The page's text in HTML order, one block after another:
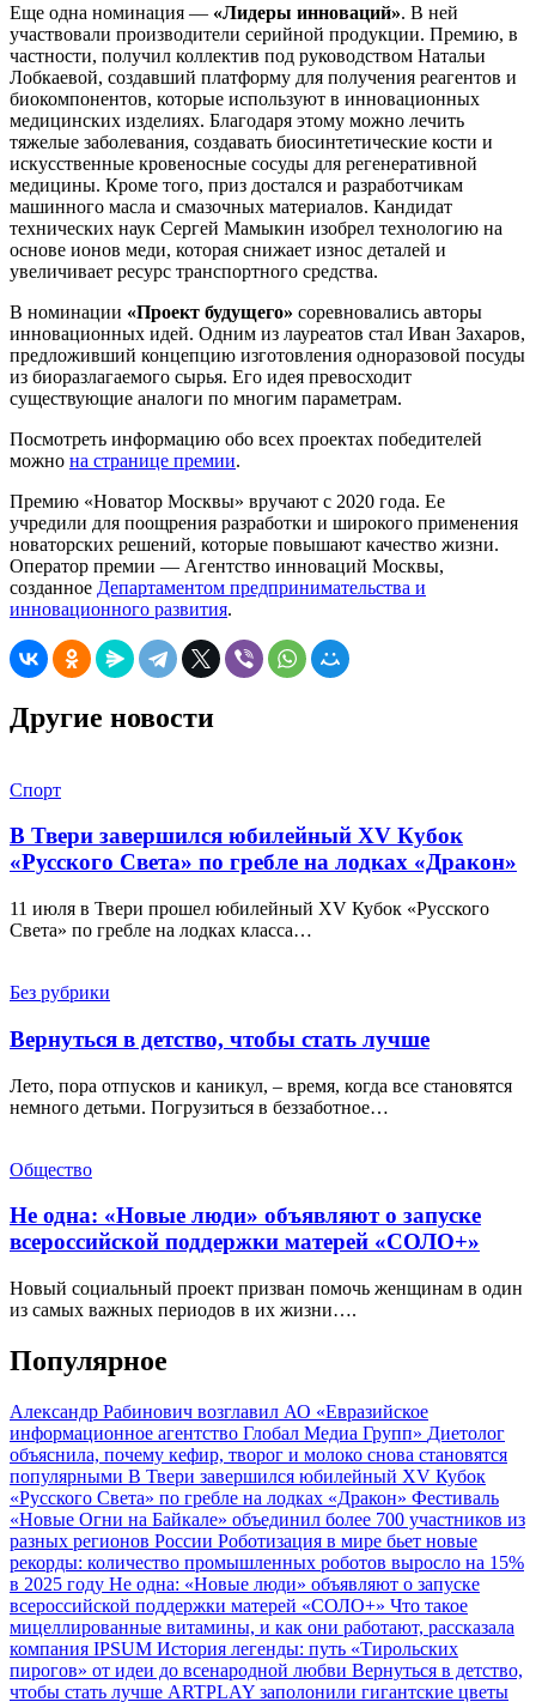
Еще одна номинация — «Лидеры инноваций». В ней
участвовали производители серийной продукции. Премию, в
частности, получил коллектив под руководством Натальи
Лобкаевой, создавший платформу для получения реагентов и
биокомпонентов, которые используют в инновационных
медицинских изделиях. Благодаря этому можно лечить
тяжелые заболевания, создавать биосинтетические кости и
искусственные кровеносные сосуды для регенеративной
медицины. Кроме того, приз достался и разработчикам
машинного масла и смазочных материалов. Кандидат
технических наук Сергей Мамыкин изобрел технологию на
основе ионов меди, которая снижает износ деталей и
увеличивает ресурс транспортного средства.
В номинации «Проект будущего» соревновались авторы
инновационных идей. Одним из лауреатов стал Иван Захаров,
предложивший концепцию изготовления одноразовой посуды
из биоразлагаемого сырья. Его идея превосходит
существующие аналоги по многим параметрам.
Посмотреть информацию обо всех проектах победителей
можно на странице премии.
Премию «Новатор Москвы» вручают с 2020 года. Ее
учредили для поощрения разработки и широкого применения
новаторских решений, которые повышают качество жизни.
Оператор премии — Агентство инноваций Москвы,
созданное Департаментом предпринимательства и
инновационного развития.
Другие новости
Спорт
В Твери завершился юбилейный XV Кубок
«Русского Света» по гребле на лодках «Дракон»
11 июля в Твери прошел юбилейный XV Кубок «Русского
Света» по гребле на лодках класса…
Без рубрики
Вернуться в детство, чтобы стать лучше
Лето, пора отпусков и каникул, – время, когда все становятся
немного детьми. Погрузиться в беззаботное…
Общество
Не одна: «Новые люди» объявляют о запуске
всероссийской поддержки матерей «СОЛО+»
Новый социальный проект призван помочь женщинам в один
из самых важных периодов в их жизни….
Популярное
Александр Рабинович возглавил АО «Евразийское
информационное агентство Глобал Медиа Групп» Диетолог
объяснила, почему кефир, творог и молоко снова становятся
популярными В Твери завершился юбилейный XV Кубок
«Русского Света» по гребле на лодках «Дракон» Фестиваль
«Новые Огни на Байкале» объединил более 700 участников из
разных регионов России Роботизация в мире бьет новые
рекорды: количество промышленных роботов выросло на 15%
в 2025 году Не одна: «Новые люди» объявляют о запуске
всероссийской поддержки матерей «СОЛО+» Что такое
мицеллированные витамины, и как они работают, рассказала
компания IPSUM История легенды: путь «Тирольских
пирогов» от идеи до всенародной любви Вернуться в детство,
чтобы стать лучше ARTPLAY заполонили гигантские цветы